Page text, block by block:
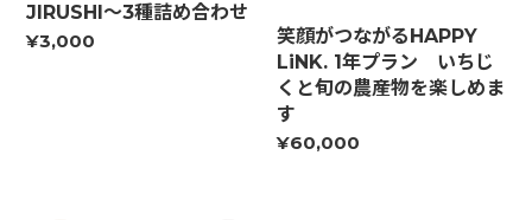
JIRUSHI～3種詰め合わせ
¥3,000
笑顔がつながるHAPPY
LiNK. 1年プラン いちじ
くと旬の農産物を楽しめま
す
¥60,000